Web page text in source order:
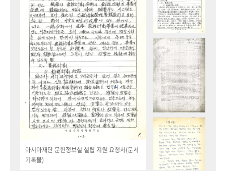
아시아재단 문헌정보실 설립 지원 요청서(문서
기록물)